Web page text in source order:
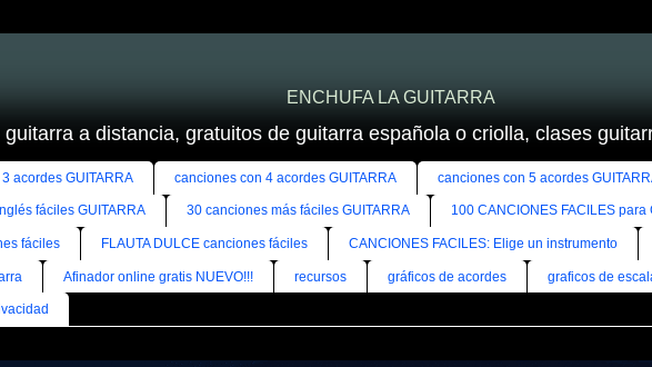
ENCHUFA LA GUITARRA
a distancia, gratuitos de guitarra española o criolla, clases
acordes GUITARRA canciones con 4 acordes GUITARRA canciones con 5 acordes
fáciles GUITARRA 30 canciones más fáciles GUITARRA 100 CANCIONES FACILES para
fáciles FLAUTA DULCE canciones fáciles CANCIONES FACILES: Elige un instrumento
Afinador online gratis NUEVO!!! recursos gráficos de acordes graficos de